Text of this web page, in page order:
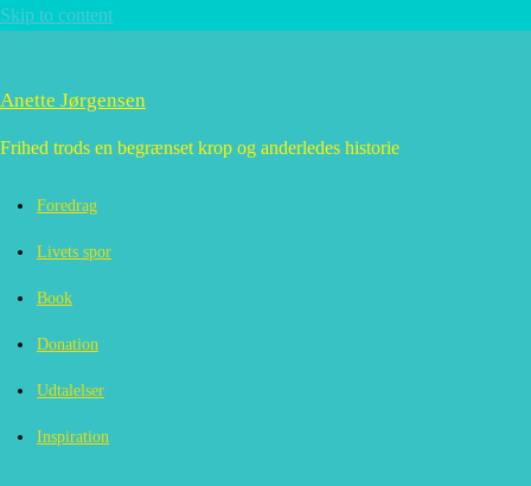
Skip to content
Anette Jørgensen
Frihed trods en begrænset krop og anderledes historie
Foredrag
Livets spor
Book
Donation
Udtalelser
Inspiration